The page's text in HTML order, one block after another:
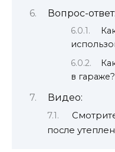
Вопрос-ответ:
в гараже?
Видео:
после